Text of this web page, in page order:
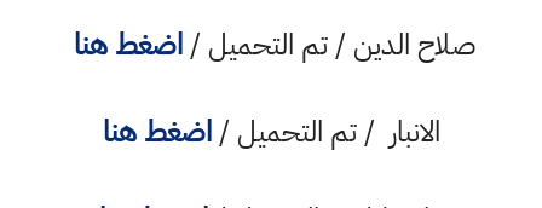
صلاح الدين / تم التحميل /اضغط هنا
الانبار / تم التحميل /اضغط هنا